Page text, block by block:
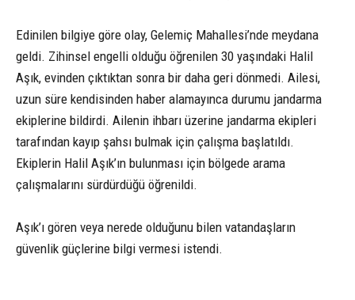
Edinilen bilgiye göre olay, Gelemiç Mahallesi’nde meydana
geldi. Zihinsel engelli olduğu öğrenilen 30 yaşındaki Halil
Aşık, evinden çıktıktan sonra bir daha geri dönmedi. Ailesi,
uzun süre kendisinden haber alamayınca durumu jandarma
ekiplerine bildirdi. Ailenin ihbarı üzerine jandarma ekipleri
tarafından kayıp şahsı bulmak için çalışma başlatıldı.
Ekiplerin Halil Aşık’ın bulunması için bölgede arama
çalışmalarını sürdürdüğü öğrenildi.
Aşık’ı gören veya nerede olduğunu bilen vatandaşların
güvenlik güçlerine bilgi vermesi istendi.